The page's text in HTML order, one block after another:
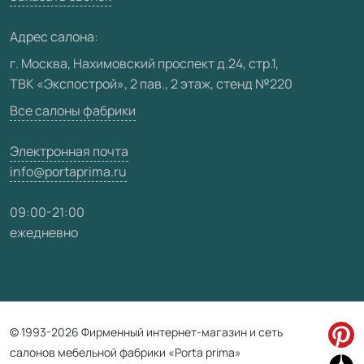
Видео
Карта сайта
Адрес салона:
г. Москва, Нахимовский проспект д.24, стр.1,
ТВК «Экспострой», 2 пав., 2 этаж, стенд №220
Все салоны фабрики
Электронная почта
info@portaprima.ru
09:00-21:00
ежедневно
© 1993-2026 Фирменный интернет-магазин и сеть
салонов мебельной фабрики «Porta prima»